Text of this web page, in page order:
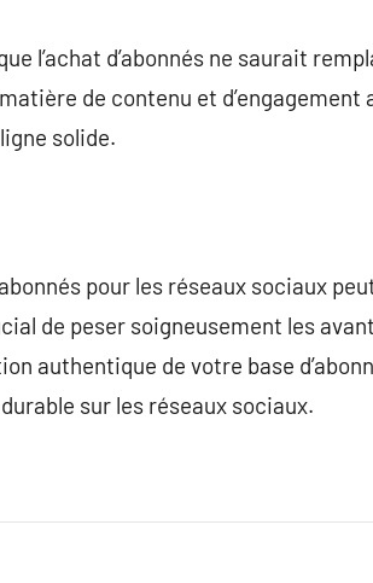
l’achat d’abonnés ne saurait
de contenu et
solide.
pour les réseaux sociaux
de peser soigneusement les
authentique de votre base
sur les réseaux sociaux.